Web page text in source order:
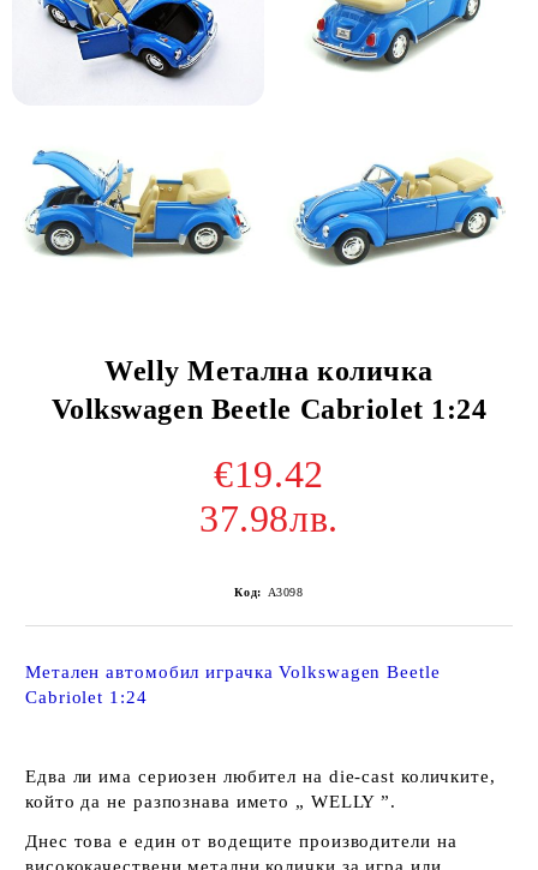
Welly Метална количка
Volkswagen Beetle Cabriolet 1:24
€19.42
37.98лв.
Код: A3098
Метален автомобил играчка Volkswagen Beetle
Cabriolet 1:24
Едва ли има сериозен любител на die-cast количките,
който да не разпознава името „ WELLY ”.
Днес това е един от водещите производители на
висококачествени метални колички за игра или